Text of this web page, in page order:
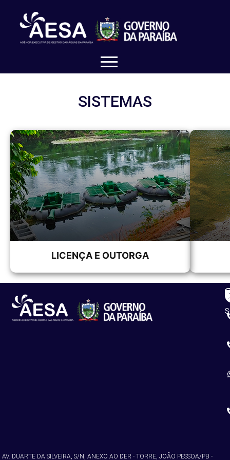
SISTEMAS
LICENÇA E OUTORGA
AV. DUARTE DA SILVEIRA, S/N, ANEXO AO DER - TORRE, JOÃO PESSOA/PB -